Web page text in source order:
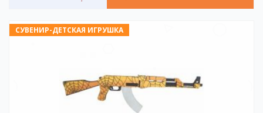
СУВЕНИР-ДЕТСКАЯ ИГРУШКА